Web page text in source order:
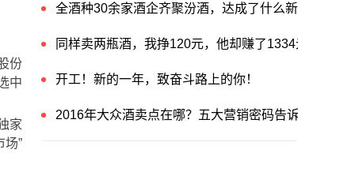
份
中
家
场”
全酒种30余家酒企齐聚汾酒，达成了什么新共识？
同样卖两瓶酒，我挣120元，他却赚了1334元！他
开工！新的一年，致奋斗路上的你！
2016年大众酒卖点在哪？五大营销密码告诉你答案！